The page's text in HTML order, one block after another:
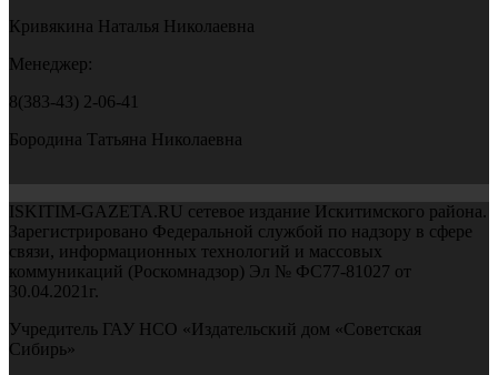
Кривякина Наталья Николаевна
Менеджер:
8(383-43) 2-06-41
Бородина Татьяна Николаевна
ISKITIM-GAZETA.RU сетевое издание Искитимского района.
Зарегистрировано Федеральной службой по надзору в сфере
связи, информационных технологий и массовых
коммуникаций (Роскомнадзор) Эл № ФС77-81027 от
30.04.2021г.
Учредитель ГАУ НСО «Издательский дом «Советская
Сибирь»